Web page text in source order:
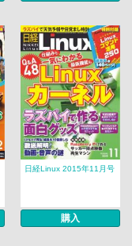
日経Linux 2015年11月号
購入